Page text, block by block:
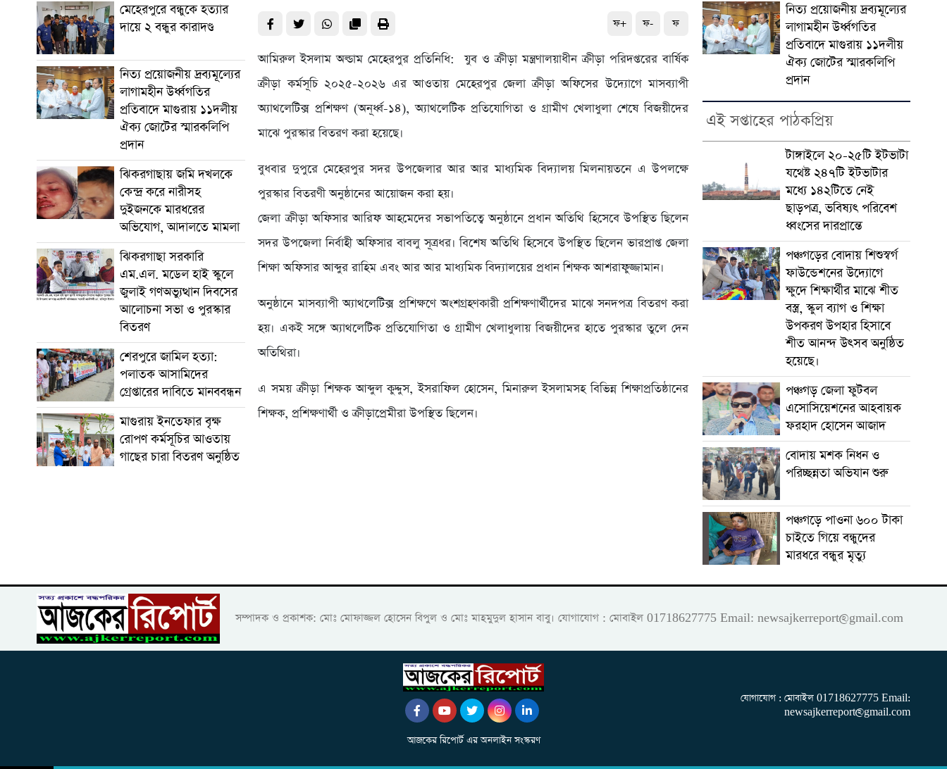
মেহেরপুরে বন্ধুকে হত্যার
দায়ে ২ বন্ধুর কারাদণ্ড
নিত্য প্রয়োজনীয় দ্রব্যমূল্যের
লাগামহীন উর্ধ্বগতির
প্রতিবাদে মাগুরায় ১১দলীয়
ঐক্য জোটের স্মারকলিপি
প্রদান
ঝিকরগাছায় জমি দখলকে
কেন্দ্র করে নারীসহ
দুইজনকে মারধরের
অভিযোগ, আদালতে মামলা
ঝিকরগাছা সরকারি
এম.এল. মডেল হাই স্কুলে
জুলাই গণঅভ্যুত্থান দিবসের
আলোচনা সভা ও পুরস্কার
বিতরণ
শেরপুরে জামিল হত্যা:
পলাতক আসামিদের
গ্রেপ্তারের দাবিতে মানববন্ধন
মাগুরায় ইনতেফার বৃক্ষ
রোপণ কর্মসূচির আওতায়
গাছের চারা বিতরণ অনুষ্ঠিত
ফ+ ফ- ফ
আমিরুল ইসলাম অল্ডাম মেহেরপুর প্রতিনিধি: যুব ও ক্রীড়া মন্ত্রণালয়াধীন ক্রীড়া পরিদপ্তরের বার্ষিক
ক্রীড়া কর্মসূচি ২০২৫-২০২৬ এর আওতায় মেহেরপুর জেলা ক্রীড়া অফিসের উদ্যোগে মাসব্যাপী
অ্যাথলেটিক্স প্রশিক্ষণ (অনূর্ধ্ব-১৪), অ্যাথলেটিক প্রতিযোগিতা ও গ্রামীণ খেলাধুলা শেষে বিজয়ীদের
মাঝে পুরস্কার বিতরণ করা হয়েছে।
বুধবার দুপুরে মেহেরপুর সদর উপজেলার আর আর মাধ্যমিক বিদ্যালয় মিলনায়তনে এ উপলক্ষে
পুরস্কার বিতরণী অনুষ্ঠানের আয়োজন করা হয়।
জেলা ক্রীড়া অফিসার আরিফ আহমেদের সভাপতিত্বে অনুষ্ঠানে প্রধান অতিথি হিসেবে উপস্থিত ছিলেন
সদর উপজেলা নির্বাহী অফিসার বাবলু সূত্রধর। বিশেষ অতিথি হিসেবে উপস্থিত ছিলেন ভারপ্রাপ্ত জেলা
শিক্ষা অফিসার আব্দুর রাহিম এবং আর আর মাধ্যমিক বিদ্যালয়ের প্রধান শিক্ষক আশরাফুজ্জামান।
অনুষ্ঠানে মাসব্যাপী অ্যাথলেটিক্স প্রশিক্ষণে অংশগ্রহণকারী প্রশিক্ষণার্থীদের মাঝে সনদপত্র বিতরণ করা
হয়। একই সঙ্গে অ্যাথলেটিক প্রতিযোগিতা ও গ্রামীণ খেলাধুলায় বিজয়ীদের হাতে পুরস্কার তুলে দেন
অতিথিরা।
এ সময় ক্রীড়া শিক্ষক আব্দুল কুদ্দুস, ইসরাফিল হোসেন, মিনারুল ইসলামসহ বিভিন্ন শিক্ষাপ্রতিষ্ঠানের
শিক্ষক, প্রশিক্ষণার্থী ও ক্রীড়াপ্রেমীরা উপস্থিত ছিলেন।
নিত্য প্রয়োজনীয় দ্রব্যমূল্যের
লাগামহীন উর্ধ্বগতির
প্রতিবাদে মাগুরায় ১১দলীয়
ঐক্য জোটের স্মারকলিপি
প্রদান
এই সপ্তাহের পাঠকপ্রিয়
টাঙ্গাইলে ২০-২৫টি ইটভাটা
যথেষ্ট ২৪৭টি ইটভাটার
মধ্যে ১৪২টিতে নেই
ছাড়পত্র, ভবিষ্যৎ পরিবেশ
ধ্বংসের দারপ্রান্তে
পঞ্চগড়ের বোদায় শিশুস্বর্গ
ফাউন্ডেশনের উদ্যোগে
ক্ষুদে শিক্ষার্থীর মাঝে শীত
বস্ত্র, স্কুল ব্যাগ ও শিক্ষা
উপকরণ উপহার হিসাবে
শীত আনন্দ উৎসব অনুষ্ঠিত
হয়েছে।
পঞ্চগড় জেলা ফুটবল
এসোসিয়েশনের আহবায়ক
ফরহাদ হোসেন আজাদ
বোদায় মশক নিধন ও
পরিচ্ছন্নতা অভিযান শুরু
পঞ্চগড়ে পাওনা ৬০০ টাকা
চাইতে গিয়ে বন্ধুদের
মারধরে বন্ধুর মৃত্যু
সম্পাদক ও প্রকাশক: মোঃ মোফাজ্জল হোসেন বিপুল ও মোঃ মাহমুদুল হাসান বাবু। যোগাযোগ : মোবাইল 01718627775 Email: newsajkerreport@gmail.com
আজকের রিপোর্ট এর অনলাইন সংস্করণ
যোগাযোগ : মোবাইল 01718627775 Email:
newsajkerreport@gmail.com